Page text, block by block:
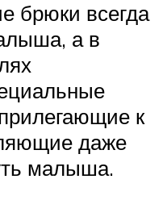
брюки всегда
а в
к
даже
малыша.